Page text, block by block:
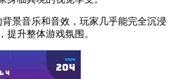
景音乐和音效，玩家几乎能完全沉浸
提升整体游戏氛围。